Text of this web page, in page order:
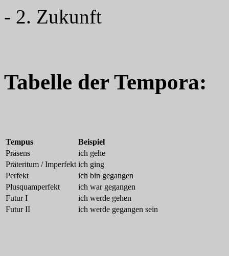
- 2. Zukunft
Tabelle der Tempora:
Tempus
Beispiel
Präsens
ich gehe
Präteritum / Imperfekt ich ging
Perfekt
ich bin gegangen
Plusquamperfekt
ich war gegangen
Futur I
ich werde gehen
Futur II
ich werde gegangen sein